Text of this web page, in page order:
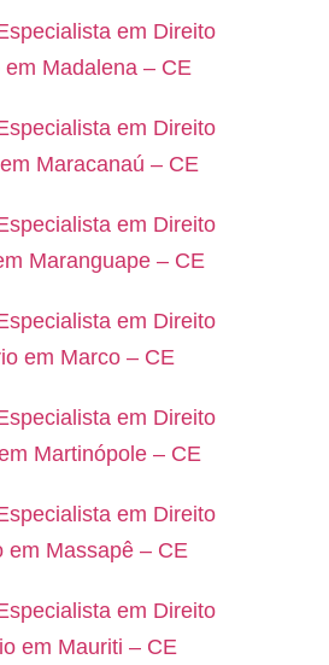
em Direito
em Madalena – CE
em Direito
Maracanaú – CE
em Direito
Maranguape – CE
em Direito
em Marco – CE
em Direito
Martinópole – CE
em Direito
em Massapê – CE
em Direito
em Mauriti – CE